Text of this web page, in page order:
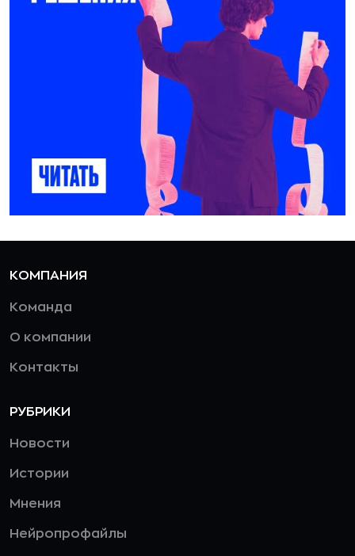
КОМПАНИЯ
Команда
О компании
Контакты
РУБРИКИ
Новости
Истории
Мнения
Нейропрофайлы